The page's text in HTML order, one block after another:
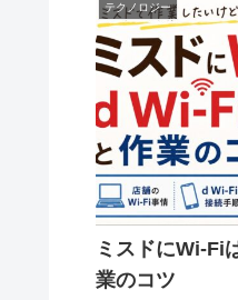
テクノロジー
ミスドにWi-Fi
業のコツ